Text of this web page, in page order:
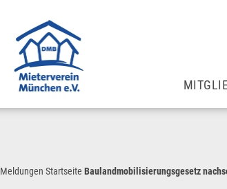
Meldungen Startseite Baulandmobilisierungsgesetz